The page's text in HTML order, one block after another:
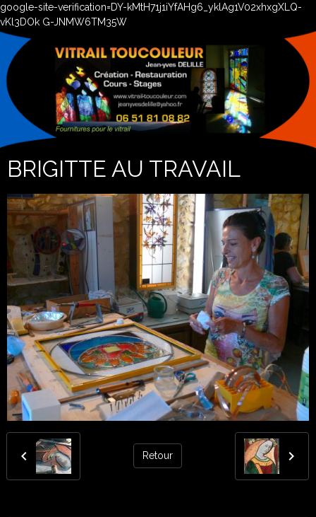
google-site-verification=DY-kMtH71j1iYfAHg6_yklAg1V02xhxgXLQ-
vKl3DOk G-JNMW6TM35W
BRIGITTE AU TRAVAIL
Retour